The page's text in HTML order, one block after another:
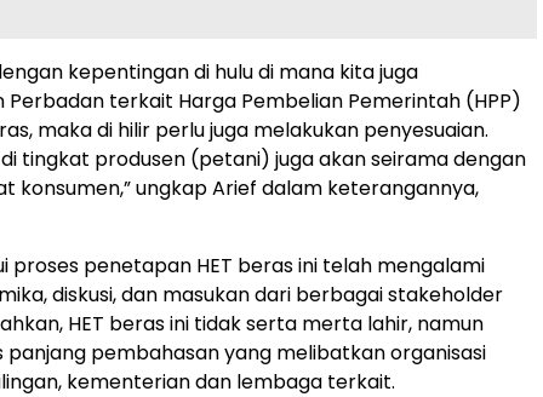
kepentingan di hulu di mana kita juga
Perbadan terkait Harga Pembelian Pemerintah (HPP)
maka di hilir perlu juga melakukan penyesuaian.
tingkat produsen (petani) juga akan seirama dengan
konsumen,” ungkap Arief dalam keterangannya,
proses penetapan HET beras ini telah mengalami
diskusi, dan masukan dari berbagai stakeholder
HET beras ini tidak serta merta lahir, namun
panjang pembahasan yang melibatkan organisasi
kementerian dan lembaga terkait.